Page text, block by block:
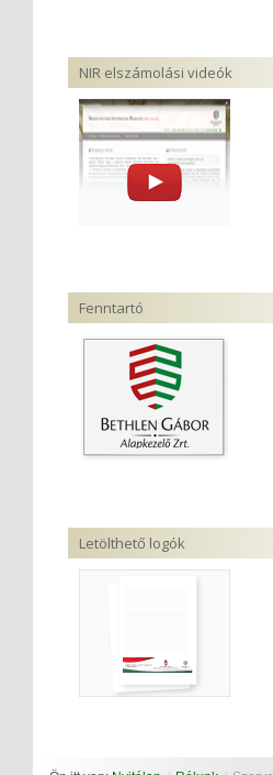
NIR elszámolási videók
Fenntartó
Letölthető logók